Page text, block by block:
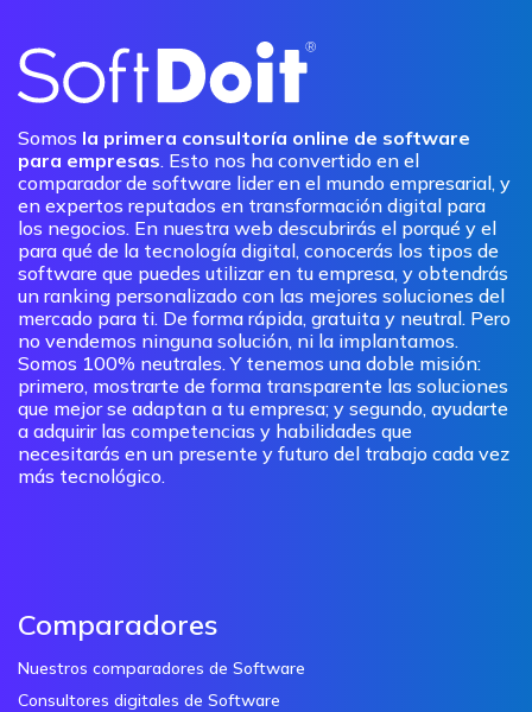
Somos la primera consultoría online de software
para empresas. Esto nos ha convertido en el
comparador de software lider en el mundo empresarial, y
en expertos reputados en transformación digital para
los negocios. En nuestra web descubrirás el porqué y el
para qué de la tecnología digital, conocerás los tipos de
software que puedes utilizar en tu empresa, y obtendrás
un ranking personalizado con las mejores soluciones del
mercado para ti. De forma rápida, gratuita y neutral. Pero
no vendemos ninguna solución, ni la implantamos.
Somos 100% neutrales. Y tenemos una doble misión:
primero, mostrarte de forma transparente las soluciones
que mejor se adaptan a tu empresa; y segundo, ayudarte
a adquirir las competencias y habilidades que
necesitarás en un presente y futuro del trabajo cada vez
más tecnológico.
Comparadores
Nuestros comparadores de Software
Consultores digitales de Software